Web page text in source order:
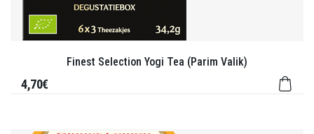
Finest Selection Yogi Tea (Parim Valik)
4,70€